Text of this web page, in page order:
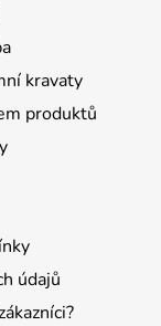
kravaty
produktů
údajů